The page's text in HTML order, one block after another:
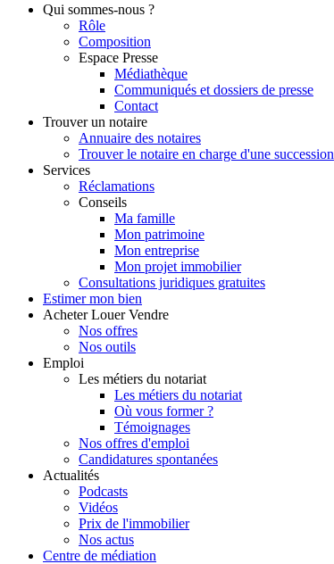
Qui sommes-nous ?
Rôle
Composition
Espace Presse
Médiathèque
Communiqués et dossiers de presse
Contact
Trouver un notaire
Annuaire des notaires
Trouver le notaire en charge d'une succession
Services
Réclamations
Conseils
Ma famille
Mon patrimoine
Mon entreprise
Mon projet immobilier
Consultations juridiques gratuites
Estimer mon bien
Acheter Louer Vendre
Nos offres
Nos outils
Emploi
Les métiers du notariat
Les métiers du notariat
Où vous former ?
Témoignages
Nos offres d'emploi
Candidatures spontanées
Actualités
Podcasts
Vidéos
Prix de l'immobilier
Nos actus
Centre de médiation